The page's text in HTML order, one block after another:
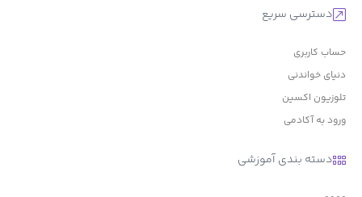
دسترسی سریع
حساب کاربری
دنیای خواندنی
تلوزیون اکسین
ورود به آکادمی
دسته بندی آموزشی